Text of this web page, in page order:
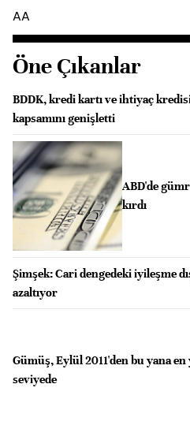
AA
Öne Çıkanlar
BDDK, kredi kartı ve ihtiyaç
kapsamını genişletti
ABD'de
kırdı
Şimşek: Cari dengedeki iyileşme
azaltıyor
Gümüş, Eylül 2011'den bu yana
seviyede